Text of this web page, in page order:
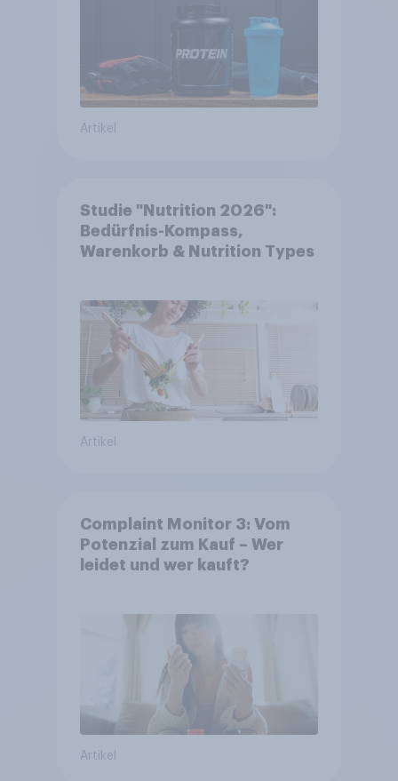
Artikel
Studie "Nutrition 2026":
Bedürfnis-Kompass,
Warenkorb & Nutrition Types
Artikel
Complaint Monitor 3: Vom
Potenzial zum Kauf – Wer
leidet und wer kauft?
Artikel